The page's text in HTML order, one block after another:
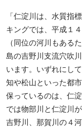
「仁淀川は、水質指
キングでは、平成１
（同位の河川もある
島の吉野川支流穴吹
います。いずれにし
知や松山といった都
保っているのは、仁
では物部川と仁淀川
吉野川、那賀川の４河